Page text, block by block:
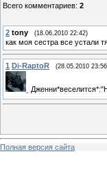
Всего комментариев: 2
2 tony (18.06.2010 22:42)
как моя сестра все устали
1 Di-RaptoR (28.05.2010
Полная версия сайта